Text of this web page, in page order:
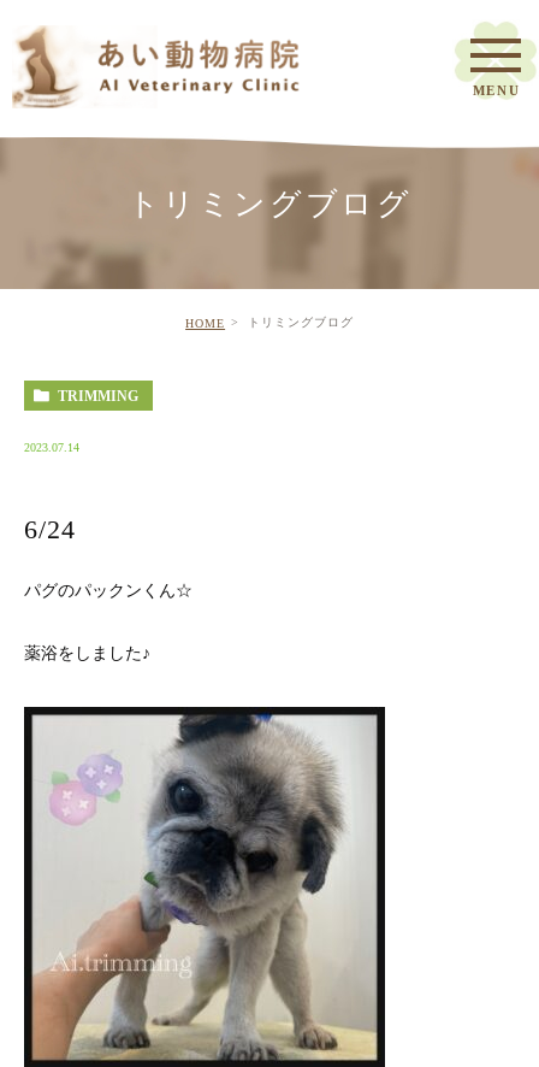
トリミングブログ
HOME トリミングブログ
TRIMMING
2023.07.14
6/24
パグのパックンくん☆
薬浴をしました♪